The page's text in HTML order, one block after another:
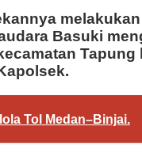
Basuki
Tol Medan–Binjai.